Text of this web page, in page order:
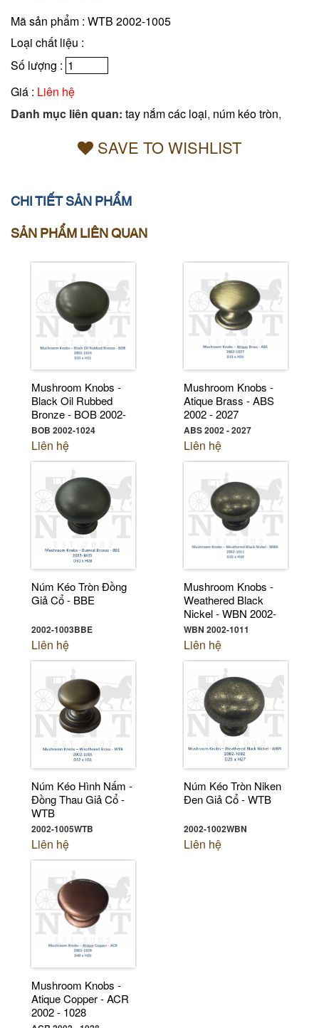
Mã sản phẩm : WTB 2002-1005
Loại chất liệu :
Số lượng :
Giá : Liên hệ
Danh mục liên quan: tay nắm các loại, núm kéo tròn,
SAVE TO WISHLIST
CHI TIẾT SẢN PHẨM
SẢN PHẨM LIÊN QUAN
Mushroom Knobs -
Black Oil Rubbed
Bronze - BOB 2002-
1024
BOB 2002-1024
Liên hệ
Mushroom Knobs -
Atique Brass - ABS
2002 - 2027
ABS 2002 - 2027
Liên hệ
Núm Kéo Tròn Đồng
Giả Cổ - BBE
2002-1003BBE
Liên hệ
Mushroom Knobs -
Weathered Black
Nickel - WBN 2002-
1011
WBN 2002-1011
Liên hệ
Núm Kéo Hình Nấm -
Đồng Thau Giả Cổ -
WTB
2002-1005WTB
Liên hệ
Núm Kéo Tròn Niken
Đen Giả Cổ - WTB
2002-1002WBN
Liên hệ
Mushroom Knobs -
Atique Copper - ACR
2002 - 1028